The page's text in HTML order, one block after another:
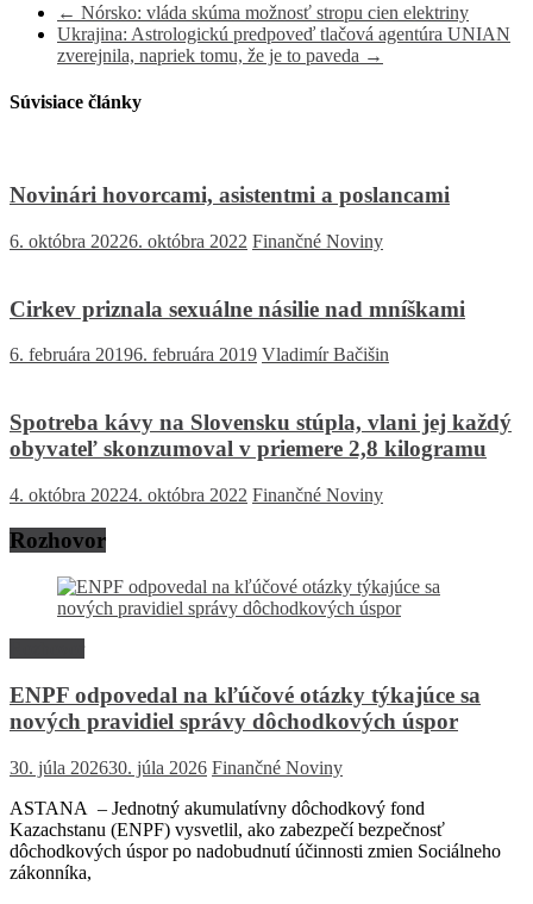
← Nórsko: vláda skúma možnosť stropu cien elektriny
Ukrajina: Astrologickú predpoveď tlačová agentúra UNIAN
zverejnila, napriek tomu, že je to paveda →
Súvisiace články
Novinári hovorcami, asistentmi a poslancami
6. októbra 20226. októbra 2022 Finančné Noviny
Cirkev priznala sexuálne násilie nad mníškami
6. februára 20196. februára 2019 Vladimír Bačišin
Spotreba kávy na Slovensku stúpla, vlani jej každý
obyvateľ skonzumoval v priemere 2,8 kilogramu
4. októbra 20224. októbra 2022 Finančné Noviny
Rozhovor
ENPF odpovedal na kľúčové otázky týkajúce sa
nových pravidiel správy dôchodkových úspor
30. júla 202630. júla 2026 Finančné Noviny
ASTANA – Jednotný akumulatívny dôchodkový fond
Kazachstanu (ENPF) vysvetlil, ako zabezpečí bezpečnosť
dôchodkových úspor po nadobudnutí účinnosti zmien Sociálneho
zákonníka,